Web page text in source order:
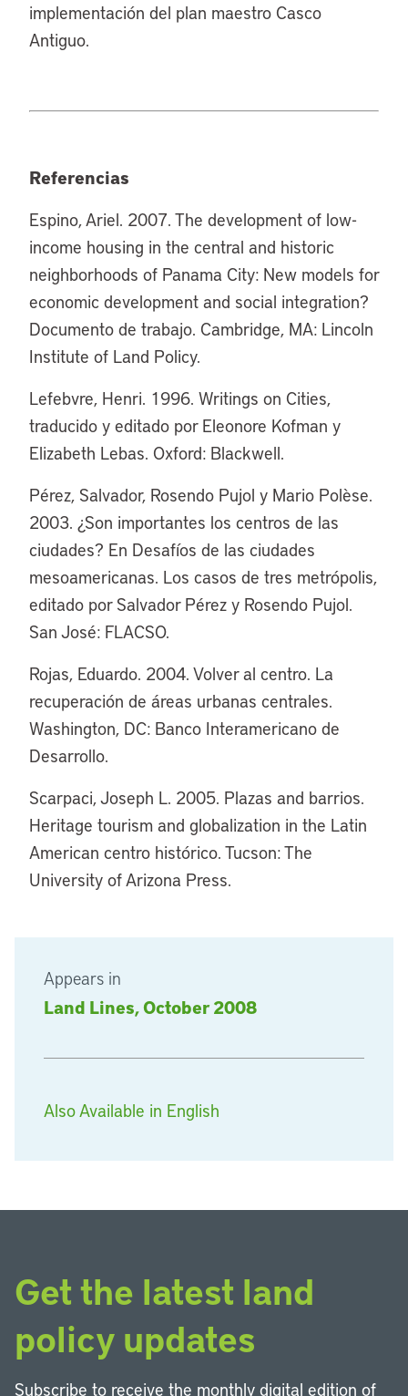
Appears in
Land Lines, October 2008
Also Available in English
implementación del plan maestro Casco
Antiguo.
Referencias
Espino, Ariel. 2007. The development of low-
income housing in the central and historic
neighborhoods of Panama City: New models for
economic development and social integration?
Documento de trabajo. Cambridge, MA: Lincoln
Institute of Land Policy.
Lefebvre, Henri. 1996. Writings on Cities,
traducido y editado por Eleonore Kofman y
Elizabeth Lebas. Oxford: Blackwell.
Pérez, Salvador, Rosendo Pujol y Mario Polèse.
2003. ¿Son importantes los centros de las
ciudades? En Desafíos de las ciudades
mesoamericanas. Los casos de tres metrópolis,
editado por Salvador Pérez y Rosendo Pujol.
San José: FLACSO.
Rojas, Eduardo. 2004. Volver al centro. La
recuperación de áreas urbanas centrales.
Washington, DC: Banco Interamericano de
Desarrollo.
Scarpaci, Joseph L. 2005. Plazas and barrios.
Heritage tourism and globalization in the Latin
American centro histórico. Tucson: The
University of Arizona Press.
Get the latest land
policy updates
Subscribe to receive the monthly digital edition of